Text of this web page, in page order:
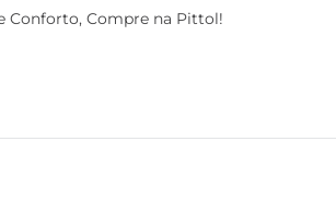
Conforto, Compre na Pittol!